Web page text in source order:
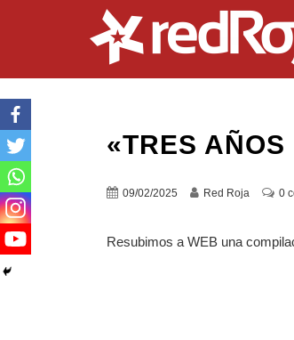
«TRES
09/02/2025 Red Roja 0
Resubimos a WEB una